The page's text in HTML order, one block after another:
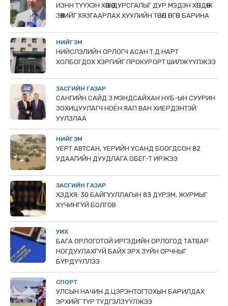
ИЗНН ТҮҮХЭН ХӨШӨӨ ДУРСГАЛЫГ ДУР МЭДЭН ХӨНДӨЖ
ЗӨӨХИЙГ ХЯЗГААРЛАХ ХУУЛИЙН ТӨСӨЛ ӨРГӨН БАРИНА
НИЙГЭМ
НИЙСЛЭЛИЙН ОРЛОГЧ АСАН Т.Д НАРТ
ХОЛБОГДОХ ХЭРГИЙГ ПРОКУРОРТ ШИЛЖҮҮЛЖЭЭ
ЗАСГИЙН ГАЗАР
САНГИЙН САЙД З.МЭНДСАЙХАН НҮБ-ЫН СУУРИН
ЗОХИЦУУЛАГЧ НОЁН ЯАП ВАН ХИЕРДЭНТЭЙ
УУЛЗЛАА
НИЙГЭМ
ҮЕРТ АВТСАН, ҮЕРИЙН УСАНД БООГДСОН 82
УДААГИЙН ДУУДЛАГА ОБЕГ-Т ИРЖЭЭ
ЗАСГИЙН ГАЗАР
ХЗДХЯ: 30 БАЙГУУЛЛАГЫН 83 ДҮРЭМ, ЖУРМЫГ
ХҮЧИНГҮЙ БОЛГОВ
УИХ
БАГА ОРЛОГОТОЙ ИРГЭДИЙН ОРЛОГОД ТАТВАР
НОГДУУЛАХГҮЙ БАЙХ ЭРХ ЗҮЙН ОРЧНЫГ
БҮРДҮҮЛЛЭЭ
СПОРТ
УЛСЫН НАЧИН Д.ЦЭРЭНТОГТОХЫН БАРИЛДАХ
ЭРХИЙГ ТҮР ТҮДГЭЛЗҮҮЛЖЭЭ